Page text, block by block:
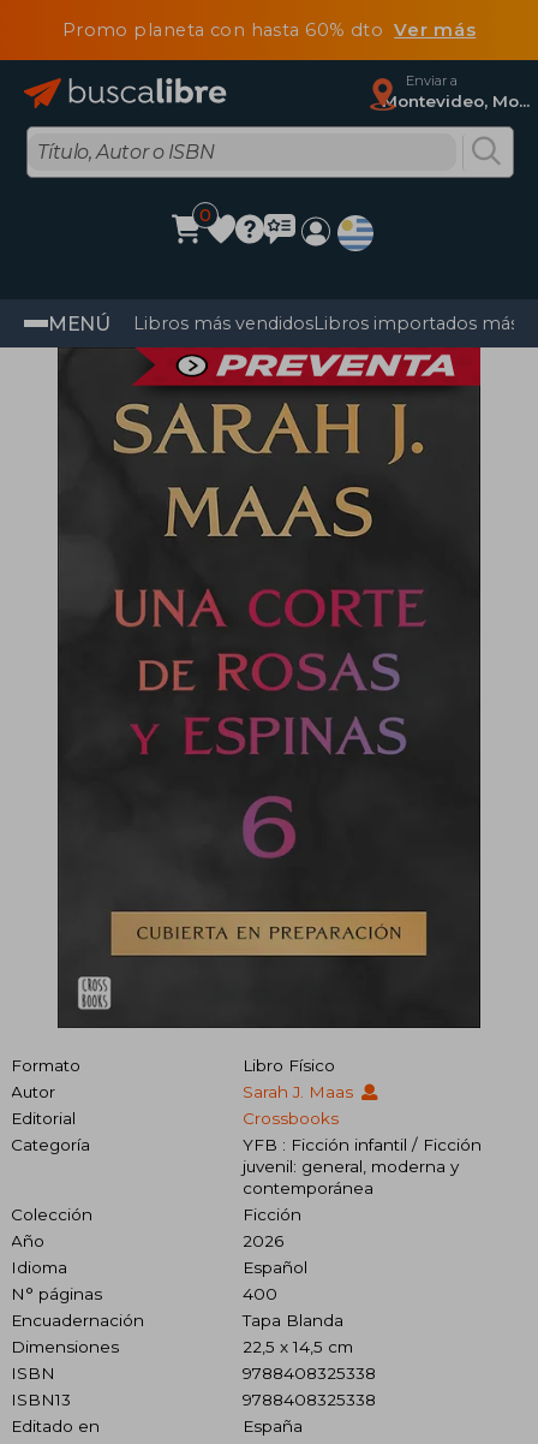
Promo planeta con hasta 60% dtoVer más
Enviar a
Montevideo, Montevideo
0
MENÚ Libros más vendidosLibros importados más
Formato
Libro Físico
Autor
Sarah J. Maas
Editorial
Crossbooks
Categoría
YFB : Ficción infantil / Ficción
juvenil: general, moderna y
contemporánea
Colección
Ficción
Año
2026
Idioma
Español
N° páginas
400
Encuadernación
Tapa Blanda
Dimensiones
22,5 x 14,5 cm
ISBN
9788408325338
ISBN13
9788408325338
Editado en
España